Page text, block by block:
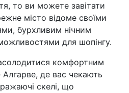
то ви можете завітати
місто відоме своїми
бурхливим нічним
для шопінгу.
комфортним
Алгарве, де вас чекають
скелі, що